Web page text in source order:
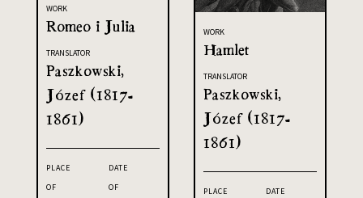
WORK
Romeo i Julia
TRANSLATOR
Paszkowski,
Józef (1817-
1861)
PLACE
OF
DATE
OF
WORK
Hamlet
TRANSLATOR
Paszkowski,
Józef (1817-
1861)
PLACE
DATE